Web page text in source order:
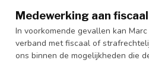
Medewerking aan
In voorkomende gevallen kan
verband met fiscaal of
ons binnen de mogelijkheden die